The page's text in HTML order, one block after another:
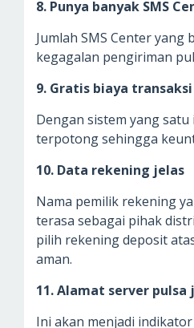
8. Punya banyak SMS
Jumlah SMS Center
kegagalan pengiriman
9. Gratis biaya transaksi
Dengan sistem yang
terpotong sehingga
10. Data rekening jelas
Nama pemilik rekening
terasa sebagai pihak
pilih rekening deposit
aman.
11. Alamat server pulsa
Ini akan menjadi